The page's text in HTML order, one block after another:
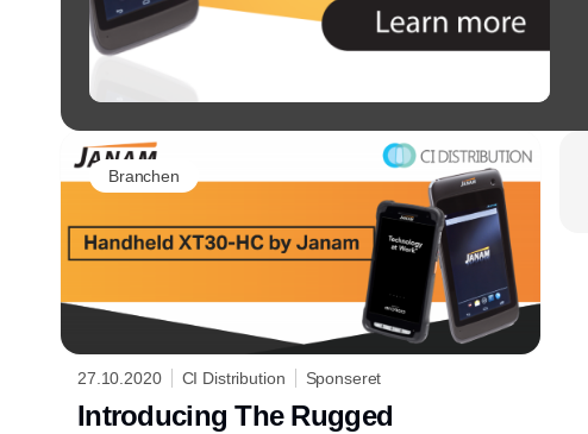
Branchen
27.10.2020 CI Distribution Sponseret
Introducing The Rugged